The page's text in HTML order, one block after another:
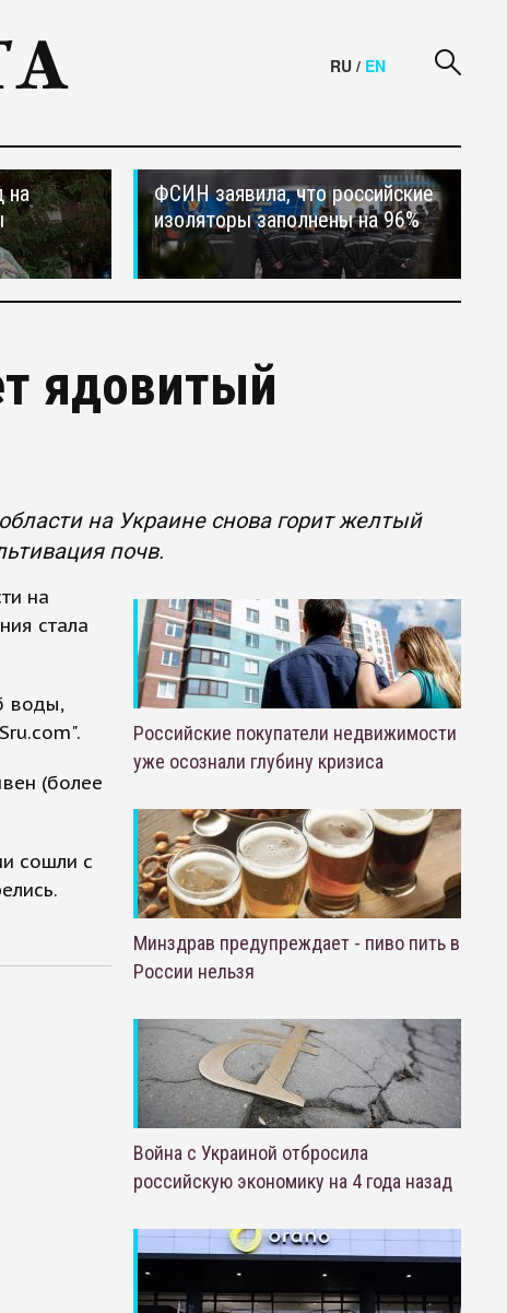
RU / EN
на
ФСИН заявила, что российские
изоляторы заполнены на 96%
ядовитый
на Украине снова горит желтый
почв.
на
стала
воды,
(более
сошли с
Российские покупатели недвижимости
уже осознали глубину кризиса
Минздрав предупреждает - пиво пить в
России нельзя
Война с Украиной отбросила
российскую экономику на 4 года назад